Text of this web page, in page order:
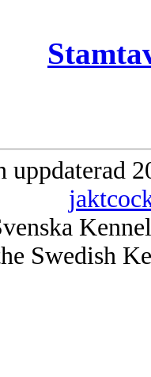
uppdaterad
Swedish